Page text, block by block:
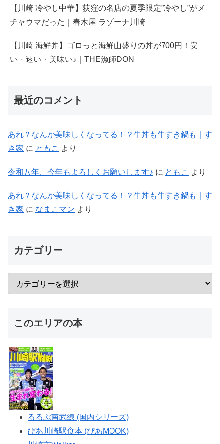
【川崎 冷やし中華】荻窪の名店の夏季限定”冷やし”がメ
チャウマだった｜春木屋 ラゾーナ川崎
【川崎 海鮮丼】ゴロっと海鮮山盛りの丼が700円！安
い・速い・美味い♪｜THE漁師DON
最近のコメント
あれ？なんか美味しくなってる！？牛丼も牛すき鍋も｜す
き家 に ともこ より
令和八年、今年もよろしくお願いします♪ に ともこ より
あれ？なんか美味しくなってる！？牛丼も牛すき鍋も｜す
き家 に なまこマン より
カテゴリー
このエリアの本
るるぶ南武線 (国内シリーズ)
ぴあ川崎駅食本 (ぴあMOOK)